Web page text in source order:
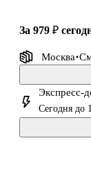
за 979 ₽
Москва
Экспресс-
Сегодня до